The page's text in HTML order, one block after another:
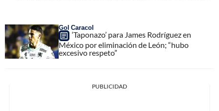
Gol Caracol
‘Taponazo’ para James Rodríguez en
México por eliminación de León; “hubo
excesivo respeto”
PUBLICIDAD